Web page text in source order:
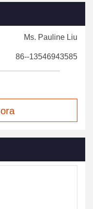
Ms. Pauline Liu
86--13546943585